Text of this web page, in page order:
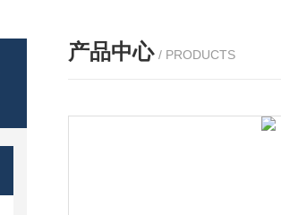
产品中心 / PRODUCTS